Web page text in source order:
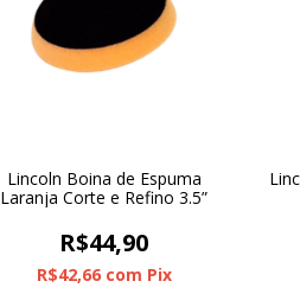
Lincoln Boina de Espuma
Laranja Corte e Refino 3.5”
R$44,90
R$42,66 com Pix